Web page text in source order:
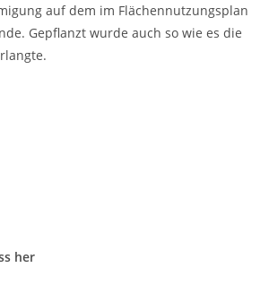
auf dem im Flächennutzungsplan
Gepflanzt wurde auch so wie es die
her